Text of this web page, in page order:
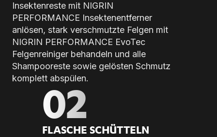
Insektenreste mit NIGRIN
PERFORMANCE Insektenentferner
anlösen, stark verschmutzte Felgen mit
NIGRIN PERFORMANCE EvoTec
Felgenreiniger behandeln und alle
Shampooreste sowie gelösten Schmutz
komplett abspülen.
02
FLA­SCHE SCHÜT­TELN